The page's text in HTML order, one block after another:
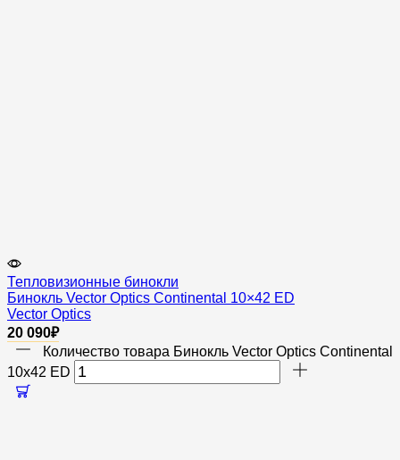
Тепловизионные бинокли
Бинокль Vector Optics Continental 10×42 ED
Vector Optics
20 090₽
Количество товара Бинокль Vector Optics Continental
10x42 ED